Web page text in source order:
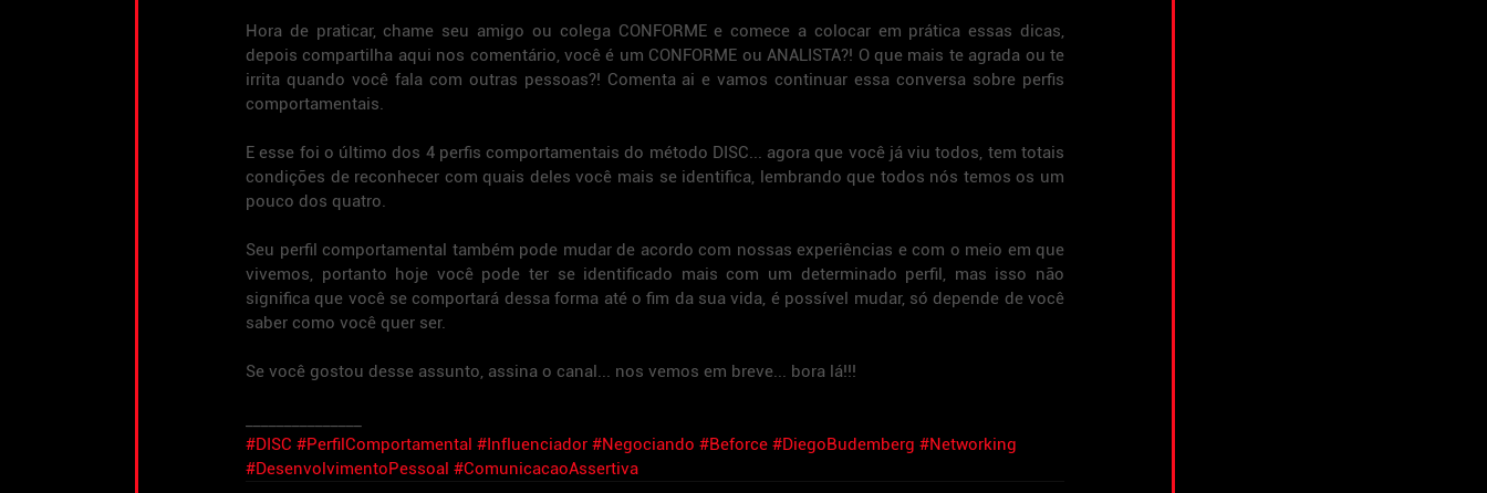
Hora de praticar, chame seu amigo ou colega CONFORME e comece a colocar em prática essas dicas,
depois compartilha aqui nos comentário, você é um CONFORME ou ANALISTA?! O que mais te agrada ou te
irrita quando você fala com outras pessoas?! Comenta ai e vamos continuar essa conversa sobre perfis
comportamentais.
E esse foi o último dos 4 perfis comportamentais do método DISC... agora que você já viu todos, tem totais
condições de reconhecer com quais deles você mais se identifica, lembrando que todos nós temos os um
pouco dos quatro.
Seu perfil comportamental também pode mudar de acordo com nossas experiências e com o meio em que
vivemos, portanto hoje você pode ter se identificado mais com um determinado perfil, mas isso não
significa que você se comportará dessa forma até o fim da sua vida, é possível mudar, só depende de você
saber como você quer ser.
Se você gostou desse assunto, assina o canal... nos vemos em breve... bora lá!!!
#DISC #PerfilComportamental #Influenciador #Negociando #Beforce #DiegoBudemberg #Networking
#DesenvolvimentoPessoal #ComunicacaoAssertiva